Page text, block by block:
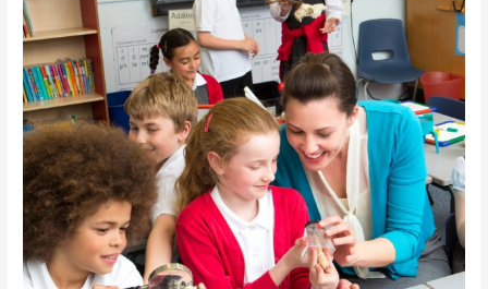
a
indagar